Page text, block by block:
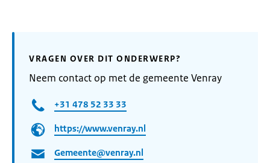
VRAGEN OVER DIT ONDERWERP?
Neem contact op met de gemeente Venray
+31 478 52 33 33
https://www.venray.nl
Gemeente@venray.nl